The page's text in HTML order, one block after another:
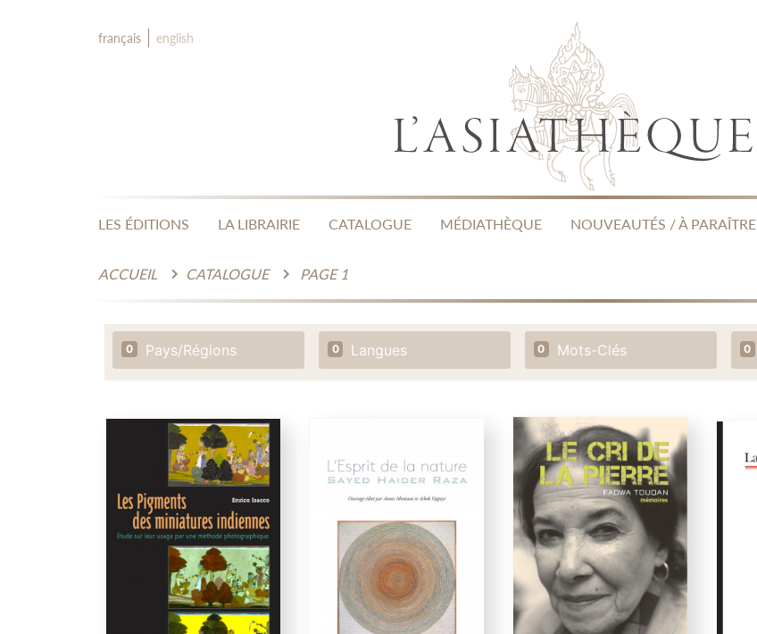
français english
LES ÉDITIONS LA LIBRAIRIE CATALOGUE MÉDIATHÈQUE NOUVEAUTÉS / À PARAÎTRE
ACCUEIL CATALOGUE PAGE 1
0 Pays/Régions 0 Langues 0 Mots-Clés 0